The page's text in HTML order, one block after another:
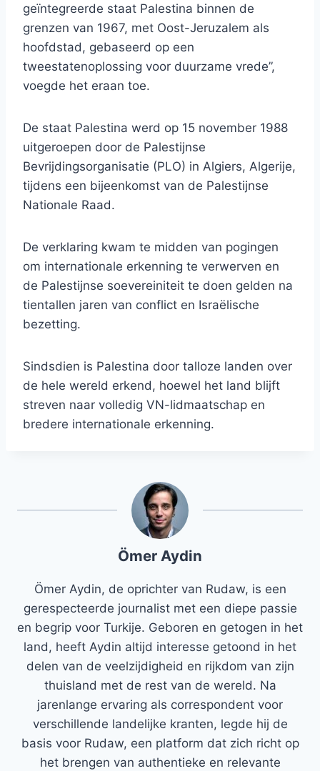
geïntegreerde staat Palestina binnen de
grenzen van 1967, met Oost-Jeruzalem als
hoofdstad, gebaseerd op een
tweestatenoplossing voor duurzame vrede”,
voegde het eraan toe.
De staat Palestina werd op 15 november 1988
uitgeroepen door de Palestijnse
Bevrijdingsorganisatie (PLO) in Algiers, Algerije,
tijdens een bijeenkomst van de Palestijnse
Nationale Raad.
De verklaring kwam te midden van pogingen
om internationale erkenning te verwerven en
de Palestijnse soevereiniteit te doen gelden na
tientallen jaren van conflict en Israëlische
bezetting.
Sindsdien is Palestina door talloze landen over
de hele wereld erkend, hoewel het land blijft
streven naar volledig VN-lidmaatschap en
bredere internationale erkenning.
Ömer Aydin
Ömer Aydin, de oprichter van Rudaw, is een
gerespecteerde journalist met een diepe passie
en begrip voor Turkije. Geboren en getogen in het
land, heeft Aydin altijd interesse getoond in het
delen van de veelzijdigheid en rijkdom van zijn
thuisland met de rest van de wereld. Na
jarenlange ervaring als correspondent voor
verschillende landelijke kranten, legde hij de
basis voor Rudaw, een platform dat zich richt op
het brengen van authentieke en relevante